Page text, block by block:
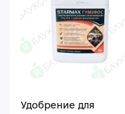
Удобрение для